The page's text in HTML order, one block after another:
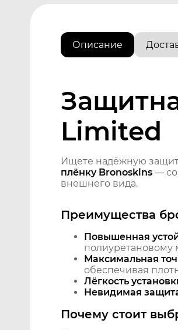
Описание
Limited
Ищете надёжную
плёнку Bronoskins —
внешнего вида.
Преимущества
Повышенная
полиуретановому
Максимальная
обеспечивая
Лёгкость
Невидимая
Почему стоит